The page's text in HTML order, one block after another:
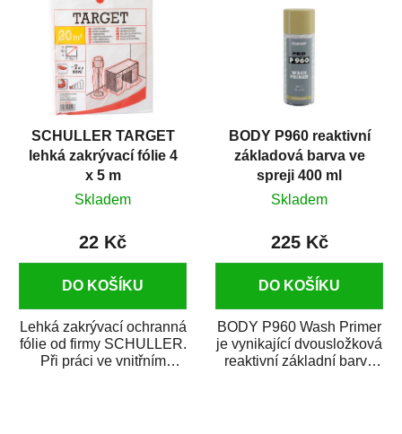
SCHULLER TARGET
lehká zakrývací fólie 4
x 5 m
Skladem
22 Kč
DO KOŠÍKU
Lehká zakrývací ochranná
fólie od firmy SCHULLER.
Při práci ve vnitřním
BODY P960 reaktivní
základová barva ve
spreji 400 ml
Skladem
225 Kč
DO KOŠÍKU
BODY P960 Wash Primer
je vynikající dvousložková
reaktivní základní barva